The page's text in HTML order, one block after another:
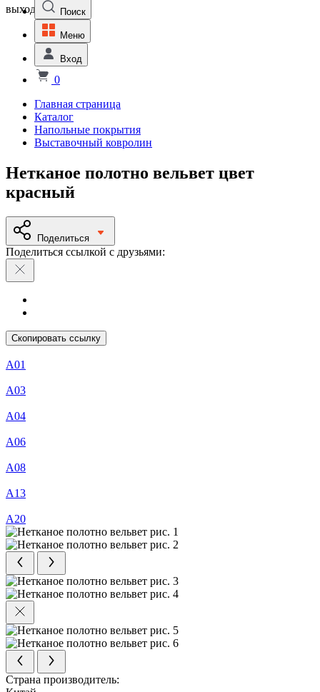
выходной Поиск
Меню
Вход
0
Главная страница
Каталог
Напольные покрытия
Выставочный ковролин
Нетканое полотно вельвет цвет
красный
Поделиться
Поделиться ссылкой с друзьями:
Скопировать ссылку
А01
А03
А04
А06
А08
А13
А20
Страна производитель: